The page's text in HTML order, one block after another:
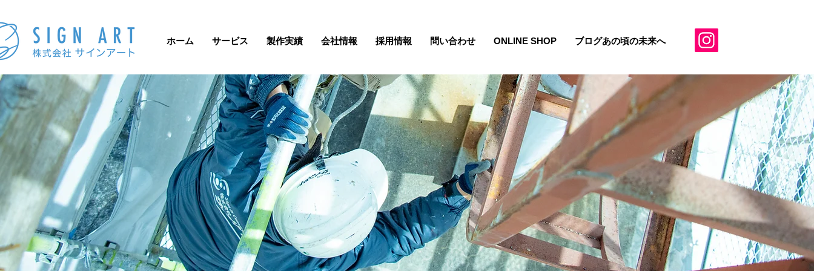
ホーム サービス 製作実績 会社情報 採用情報 問い合わせ ONLINE SHOP ブログあの頃の未来へ